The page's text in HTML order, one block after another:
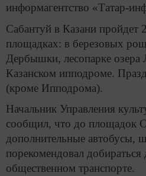
информагентство «Татар-
Сабантуй в Казани пройдет
площадках: в березовых
Дербышки, лесопарке озера
Казанском ипподроме.
(кроме Ипподрома).
Начальник Управления
сообщил, что до площадок
дополнительные автобусы,
порекомендовал добираться
общественном транспорте.